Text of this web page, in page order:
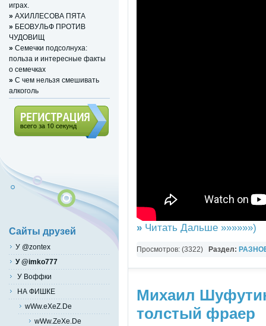
» Читать Дальше »»»»»»)
Просмотров: (3322) Раздел:
Михаил
толстый фраер
играх.
» АХИЛЛЕСОВА ПЯТА
» БЕОВУЛЬФ ПРОТИВ
ЧУДОВИЩ
» Семечки подсолнуха:
польза и интересные факты
о семечках
» С чем нельзя смешивать
алкоголь
Сайты друзей
У @zontex
У @imko777
У Воффки
НА ФИШКЕ
wWw.eXeZ.De
wWw.ZeXe.De